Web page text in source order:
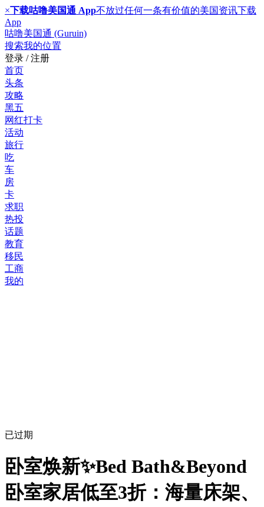
×下载咕噜美国通 App不放过任何一条有价值的美国资讯下载
App
咕噜美国通 (Guruin)
搜索我的位置
登录 / 注册
首页
头条
攻略
黑五
网红打卡
活动
旅行
吃
车
房
卡
求职
热投
话题
教育
移民
工商
我的
已过期
卧室焕新✨Bed Bath&Beyond
卧室家居低至3折：海量床架、